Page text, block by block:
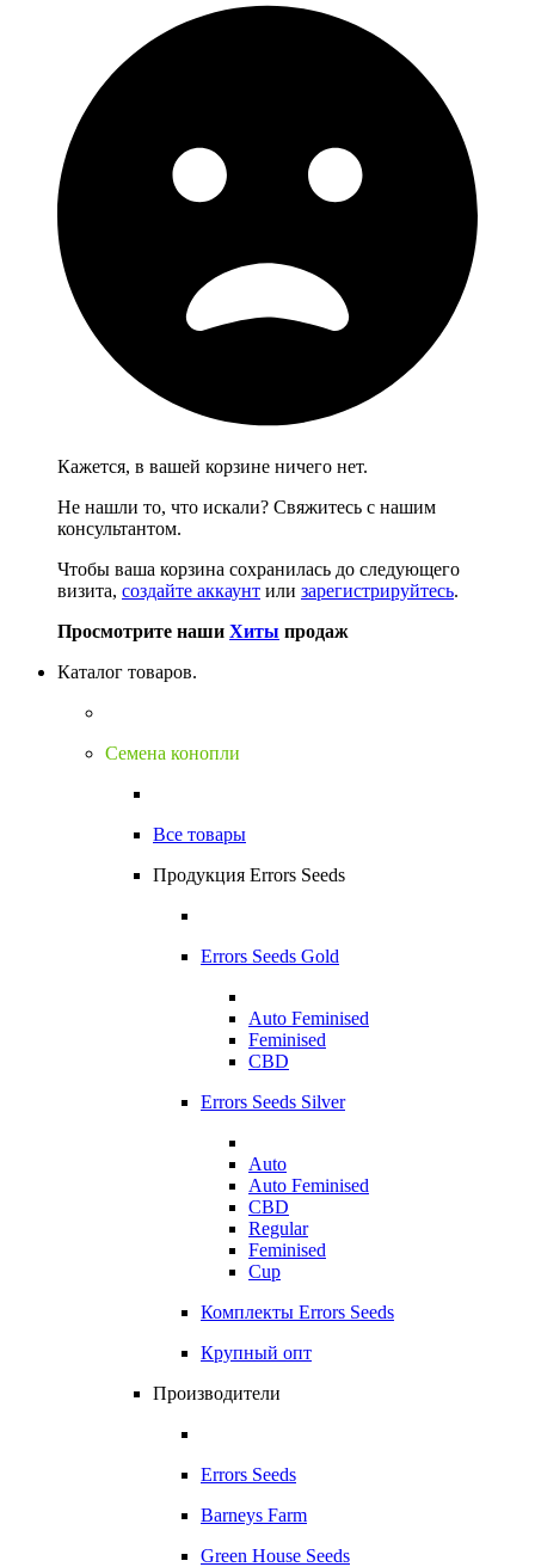
Кажется, в вашей корзине ничего нет.
Не нашли то, что искали? Свяжитесь с нашим
консультантом.
Чтобы ваша корзина сохранилась до следующего
визита, создайте аккаунт или зарегистрируйтесь.
Просмотрите наши Хиты продаж
Каталог товаров.
Семена конопли
Все товары
Продукция Errors Seeds
Errors Seeds Gold
Auto Feminised
Feminised
CBD
Errors Seeds Silver
Auto
Auto Feminised
CBD
Regular
Feminised
Cup
Комплекты Errors Seeds
Крупный опт
Производители
Errors Seeds
Barneys Farm
Green House Seeds